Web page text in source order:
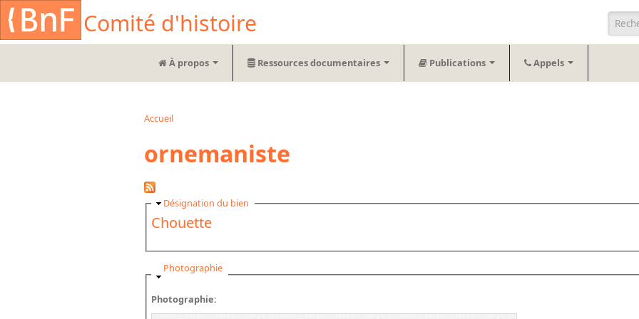
Aller au contenu principal
Comité d'histoire
À propos Ressources documentaires Publications Appels
Accueil
ornemaniste
Masquer
Désignation du bien
Chouette
Masquer
Photographie
Photographie:
Cookies management panel